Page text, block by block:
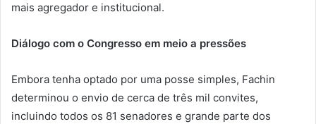
mais agregador e institucional.
Diálogo com o Congresso em meio a pressões
Embora tenha optado por uma posse simples, Fachin
determinou o envio de cerca de três mil convites,
incluindo todos os 81 senadores e grande parte dos